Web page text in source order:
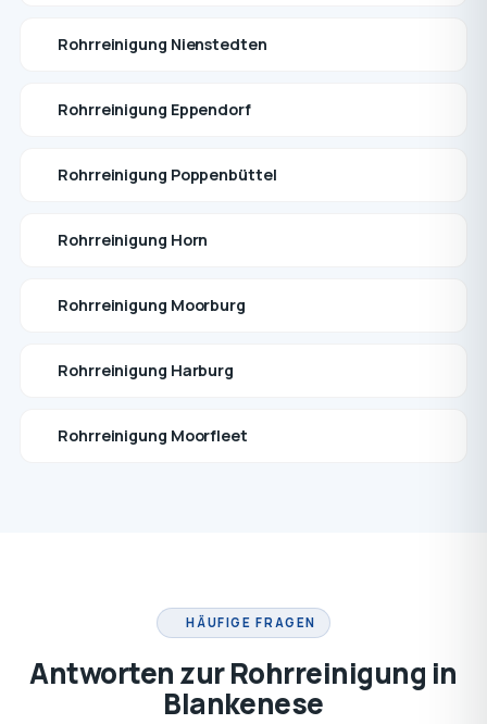
Rohrreinigung Nienstedten
Rohrreinigung Eppendorf
Rohrreinigung Poppenbüttel
Rohrreinigung Horn
Rohrreinigung Moorburg
Rohrreinigung Harburg
Rohrreinigung Moorfleet
HÄUFIGE FRAGEN
Antworten zur Rohrreinigung in
Blankenese